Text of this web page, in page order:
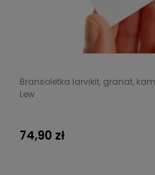
Bransoletka larvikit, granat,
Lew
74,90 zł